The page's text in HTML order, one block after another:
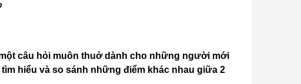
câu hỏi muôn thuở dành cho những người mới
hiểu và so sánh những điểm khác nhau giữa 2